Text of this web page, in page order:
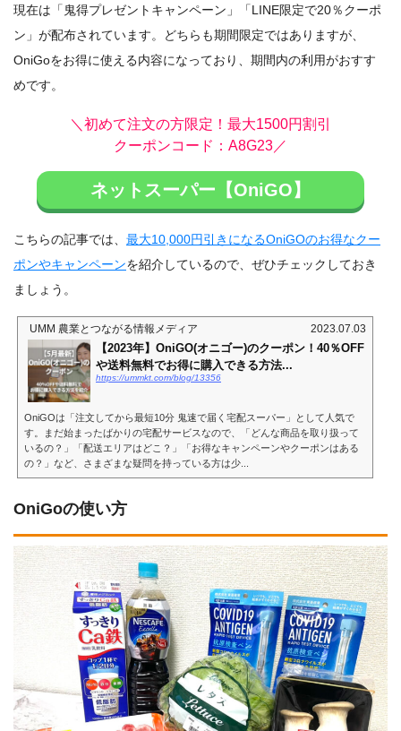
現在は「鬼得プレゼントキャンペーン」「LINE限定で20％クーポ
ン」が配布されています。どちらも期間限定ではありますが、
OniGoをお得に使える内容になっており、期間内の利用がおすす
めです。
＼初めて注文の方限定！最大1500円割引
クーポンコード：A8G23／
ネットスーパー【OniGO】
こちらの記事では、 最大10,000円引きになるOniGOのお得なクー
ポンやキャンペーンを紹介しているので、ぜひチェックしておき
ましょう。
UMM 農業とつながる情報メディア 2023.07.03
【2023年】OniGO(オニゴー)のクーポン！40％OFF
や送料無料でお得に購入できる方法...
https://ummkt.com/blog/13356
OniGOは「注文してから最短10分 鬼速で届く宅配スーパー」として人気で
す。まだ始まったばかりの宅配サービスなので、「どんな商品を取り扱って
いるの？」「配送エリアはどこ？」「お得なキャンペーンやクーポンはある
の？」など、さまざまな疑問を持っている方は少...
OniGoの使い方